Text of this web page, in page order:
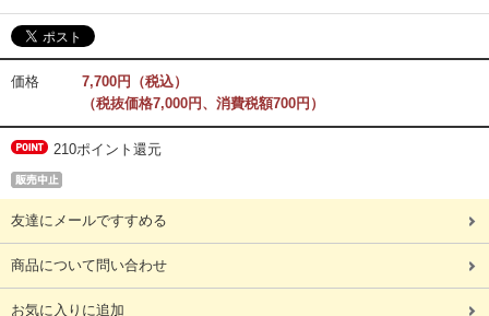
価格
7,700円（税込）
（税抜価格7,000円、消費税額700円）
210ポイント還元
友達にメールですすめる
商品について問い合わせ
お気に入りに追加